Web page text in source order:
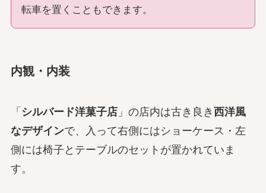
転車を置くこともできます。
内観・内装
「 シルバード洋菓子店」の店内は古き良き 西洋風
なデザインで、入って右側にはショーケース・左
側には椅子とテーブルのセットが置かれていま
す。